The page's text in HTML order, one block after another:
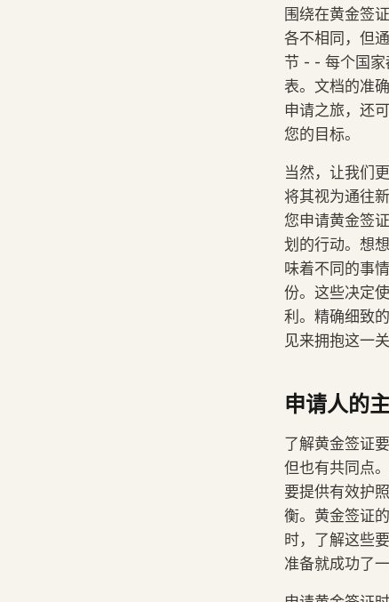
围绕在黄金签
各不相同，但
节 - - 每个国家
表。文档的准
申请之旅，还
您的目标。
当然，让我们
将其视为通往
您申请黄金签
划的行动。想
味着不同的事
份。这些决定
利。精确细致
见来拥抱这一
申请人的
了解黄金签证
但也有共同点
要提供有效护
衡。黄金签证
时，了解这些
准备就成功了